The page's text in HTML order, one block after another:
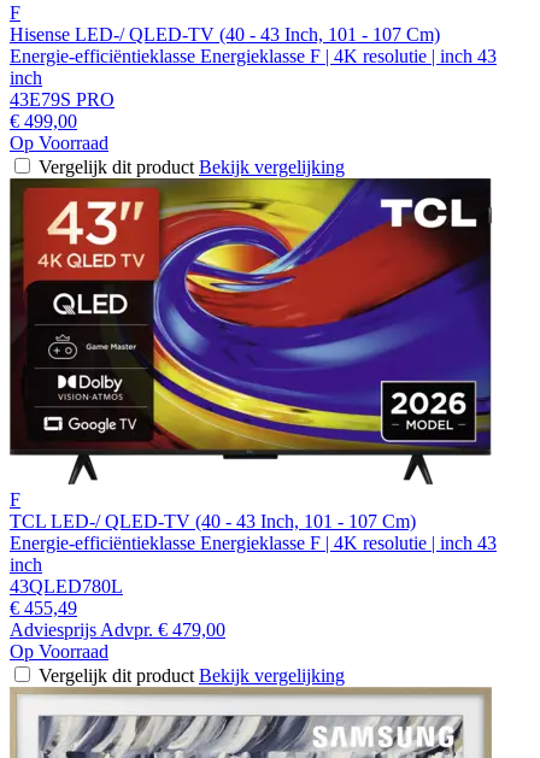
F
Hisense LED-/ QLED-TV (40 - 43 Inch, 101 - 107 Cm)
Energie-efficiëntieklasse Energieklasse F | 4K resolutie | inch 43
inch
43E79S PRO
€ 499,00
Op Voorraad
Vergelijk dit product Bekijk vergelijking
F
TCL LED-/ QLED-TV (40 - 43 Inch, 101 - 107 Cm)
Energie-efficiëntieklasse Energieklasse F | 4K resolutie | inch 43
inch
43QLED780L
€ 455,49
Adviesprijs Advpr. € 479,00
Op Voorraad
Vergelijk dit product Bekijk vergelijking